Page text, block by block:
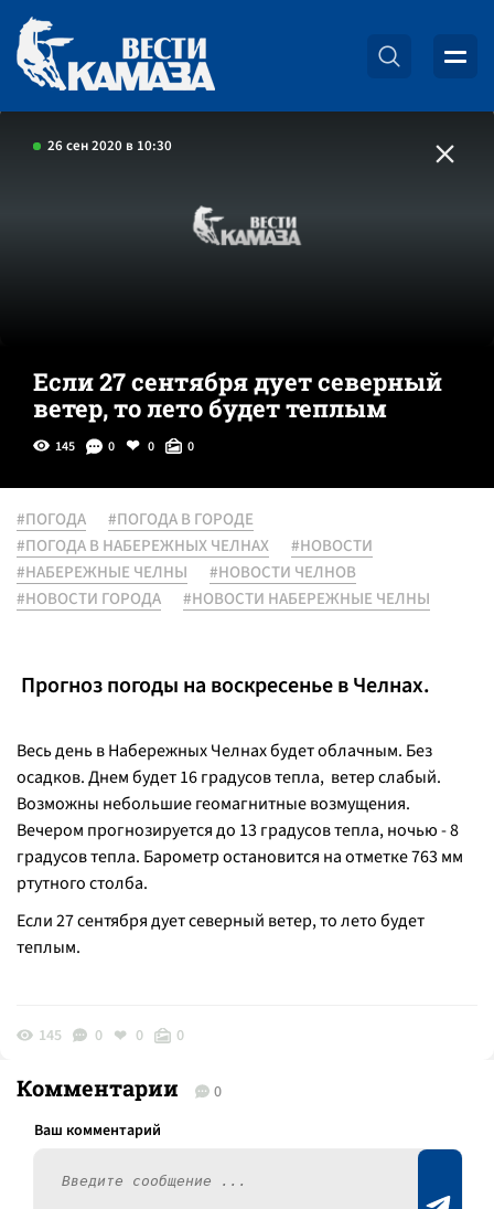
26 сен 2020 в 10:30
Если 27 сентября дует северный
ветер, то лето будет теплым
145 0 0 0
#ПОГОДА
#ПОГОДА В ГОРОДЕ
#ПОГОДА В НАБЕРЕЖНЫХ ЧЕЛНАХ
#НОВОСТИ
#НАБЕРЕЖНЫЕ ЧЕЛНЫ
#НОВОСТИ ЧЕЛНОВ
#НОВОСТИ ГОРОДА
#НОВОСТИ НАБЕРЕЖНЫЕ ЧЕЛНЫ
Прогноз погоды на воскресенье в Челнах.
Весь день в Набережных Челнах будет облачным. Без
осадков. Днем будет 16 градусов тепла, ветер слабый.
Возможны небольшие геомагнитные возмущения.
Вечером прогнозируется до 13 градусов тепла, ночью - 8
градусов тепла. Барометр остановится на отметке 763 мм
ртутного столба.
Если 27 сентября дует северный ветер, то лето будет
теплым.
145 0 0 0
Комментарии 0